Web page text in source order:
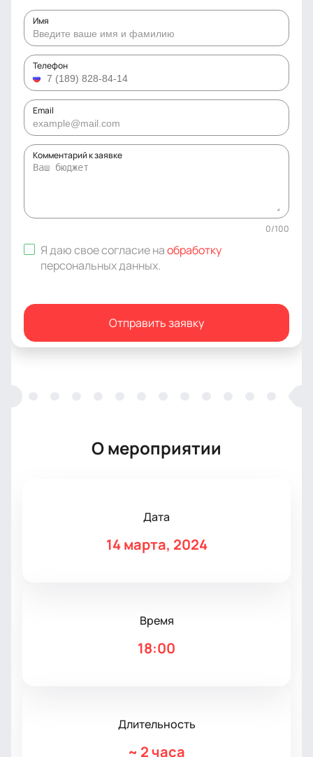
Имя
Телефон
Email
Комментарий к заявке
0/100
Я даю свое согласие наобработку
персональных данных.
Отправить заявку
О мероприятии
Дата
14 марта, 2024
Время
18:00
Длительность
~ 2 часа